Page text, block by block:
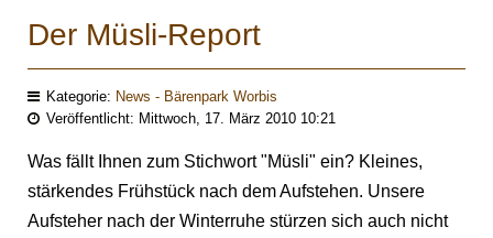
Der Müsli-Report
Kategorie: News - Bärenpark Worbis
Veröffentlicht: Mittwoch, 17. März 2010 10:21
Was fällt Ihnen zum Stichwort "Müsli" ein? Kleines,
stärkendes Frühstück nach dem Aufstehen. Unsere
Aufsteher nach der Winterruhe stürzen sich auch nicht